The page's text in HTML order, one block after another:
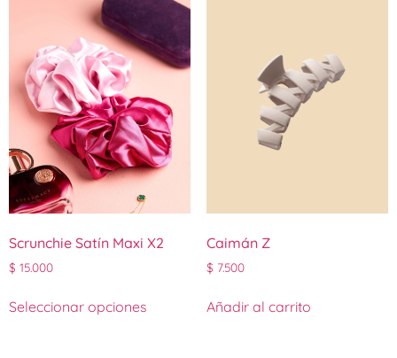
Scrunchie Satín Maxi X2
$ 15.000
Seleccionar opciones
Caimán Z
$ 7.500
Añadir al carrito